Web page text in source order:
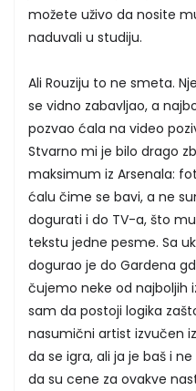
možete uživo da nosite
naduvali u studiju.
Ali Rouziju to ne smeta.
se vidno zabavljao, a
pozvao ćala na video
Stvarno mi je bilo drago
maksimum iz Arsenala:
ćalu čime se bavi, a ne
dogurati i do TV-a, što
tekstu jedne pesme. Sa
dogurao je do Gardena
čujemo neke od najboljih
sam da postoji logika
nasumični artist izvučen
da se igra, ali ja je baš i
da su cene za ovakve